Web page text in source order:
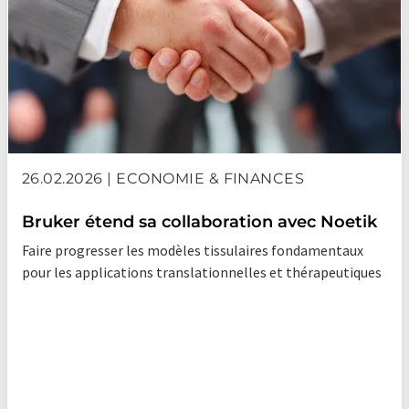
tomographes tribomètres
26.02.2026 | ECONOMIE & FINANCES
Bruker étend sa collaboration avec Noetik
Faire progresser les modèles tissulaires fondamentaux
pour les applications translationnelles et thérapeutiques